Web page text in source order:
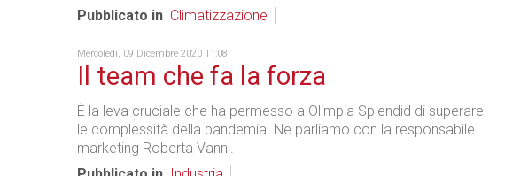
Pubblicato in Climatizzazione
Mercoledì, 09 Dicembre 2020 11:08
Il team che fa la forza
È la leva cruciale che ha permesso a Olimpia Splendid di superare
le complessità della pandemia. Ne parliamo con la responsabile
marketing Roberta Vanni.